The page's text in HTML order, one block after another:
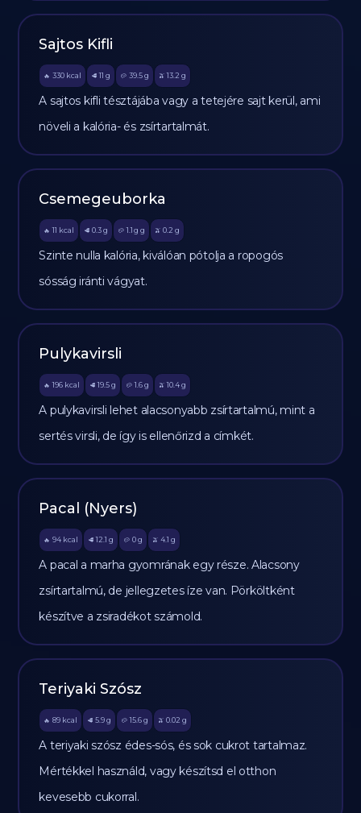
Sajtos Kifli
🔥 330 kcal 🥩 11 g 🥔 39.5g 🫒 13.2 g
A sajtos kifli tésztájába vagy a tetejére sajt kerül, ami
növeli a kalória- és zsírtartalmát.
Csemegeuborka
🔥 11 kcal 🥩 0.3 g 🥔 1.1 g g 🫒 0.2 g
Szinte nulla kalória, kiválóan pótolja a ropogós
sósság iránti vágyat.
Pulykavirsli
🔥 196 kcal 🥩 19.5 g 🥔 1.6g 🫒 10.4 g
A pulykavirsli lehet alacsonyabb zsírtartalmú, mint a
sertés virsli, de így is ellenőrizd a címkét.
Pacal (Nyers)
🔥 94 kcal 🥩 12.1 g 🥔 0g 🫒 4.1 g
A pacal a marha gyomrának egy része. Alacsony
zsírtartalmú, de jellegzetes íze van. Pörköltként
készítve a zsiradékot számold.
Teriyaki Szósz
🔥 89 kcal 🥩 5.9 g 🥔 15.6g 🫒 0.02 g
A teriyaki szósz édes-sós, és sok cukrot tartalmaz.
Mértékkel használd, vagy készítsd el otthon
kevesebb cukorral.